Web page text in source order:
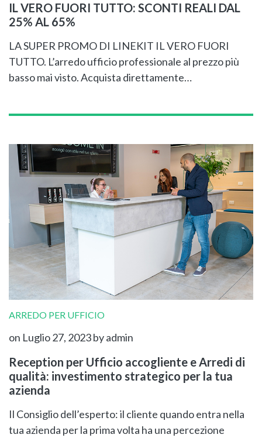
IL VERO FUORI TUTTO: SCONTI REALI DAL
25% AL 65%
LA SUPER PROMO DI LINEKIT IL VERO FUORI
TUTTO. L’arredo ufficio professionale al prezzo più
basso mai visto. Acquista direttamente…
ARREDO PER UFFICIO
on Luglio 27, 2023by admin
Reception per Ufficio accogliente e Arredi di
qualità: investimento strategico per la tua
azienda
Il Consiglio dell’esperto: il cliente quando entra nella
tua azienda per la prima volta ha una percezione